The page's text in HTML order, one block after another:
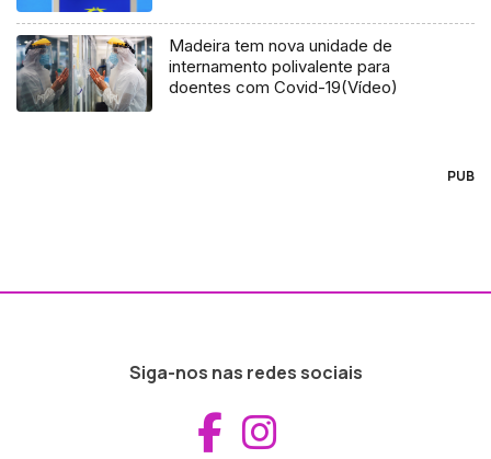
Madeira tem nova unidade de
internamento polivalente para
doentes com Covid-19(Vídeo)
PUB
Siga-nos nas redes sociais
Aceder ao